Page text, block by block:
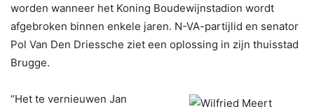
worden wanneer het Koning Boudewijnstadion wordt
afgebroken binnen enkele jaren. N-VA-partijlid en senator
Pol Van Den Driessche ziet een oplossing in zijn thuisstad
Brugge.
“Het te vernieuwen Jan